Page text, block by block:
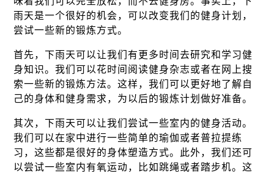
雨天是一个很好的机会，可以改变我们的健身计划，
尝试一些新的锻炼方式。
首先，下雨天可以让我们有更多时间去研究和学习健
身知识。我们可以花时间阅读健身杂志或者在网上搜
索一些新的锻炼方法。这样，我们可以更好地了解自
己的身体和健身需求，为以后的锻炼计划做好准备。
其次，下雨天可以让我们尝试一些室内的健身活动。
我们可以在家中进行一些简单的瑜伽或者普拉提练
习，这些都是很好的身体塑造方式。此外，我们还可
以尝试一些室内有氧运动，比如跳绳或者踏步机。这